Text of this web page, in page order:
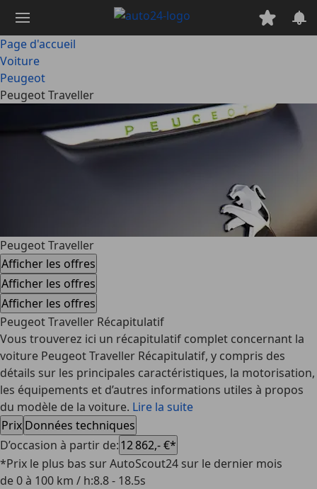
contenu
principal
Page d'accueil
Voiture
Peugeot
Peugeot Traveller
Peugeot Traveller
Afficher les offres
Afficher les offres
Afficher les offres
Peugeot Traveller Récapitulatif
Vous trouverez ici un récapitulatif complet concernant la
voiture Peugeot Traveller Récapitulatif, y compris des
détails sur les principales caractéristiques, la motorisation,
les équipements et d’autres informations utiles à propos
du modèle de la voiture. Lire la suite
Prix Données techniques
D’occasion à partir de:12 862,- €*
*Prix le plus bas sur AutoScout24 sur le dernier mois
de 0 à 100 km / h:8.8 - 18.5s